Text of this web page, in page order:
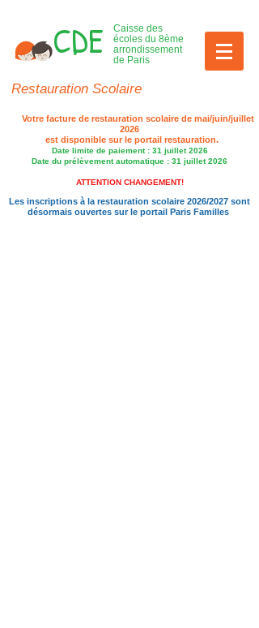
CDE
Caisse des
écoles du 8ème
arrondissement
de Paris
Restauration Scolaire
Votre facture de restauration scolaire de mai/juin/juillet
2026
est disponible sur le portail restauration.​
Date limite de paiement : 31 juillet 2026
Date du prélèvement automatique : 31 juillet 2026
ATTENTION CHANGEMENT​!
Les inscriptions à la restauration scolaire 2026/2027 sont
désormais ouvertes sur le portail Paris Familles